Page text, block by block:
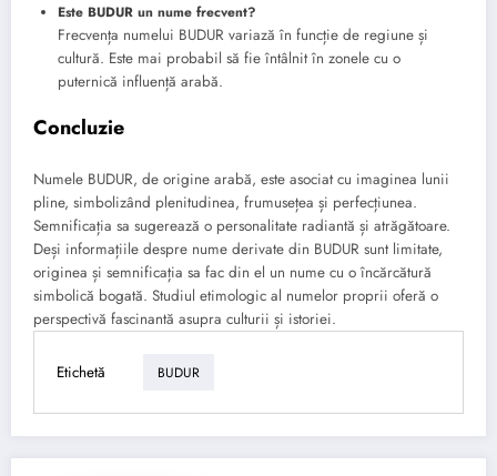
Este BUDUR un nume frecvent?
Frecvența numelui BUDUR variază în funcție de regiune și
cultură. Este mai probabil să fie întâlnit în zonele cu o
puternică influență arabă.
Concluzie
Numele BUDUR, de origine arabă, este asociat cu imaginea lunii
pline, simbolizând plenitudinea, frumusețea și perfecțiunea.
Semnificația sa sugerează o personalitate radiantă și atrăgătoare.
Deși informațiile despre nume derivate din BUDUR sunt limitate,
originea și semnificația sa fac din el un nume cu o încărcătură
simbolică bogată. Studiul etimologic al numelor proprii oferă o
perspectivă fascinantă asupra culturii și istoriei.
Etichetă BUDUR